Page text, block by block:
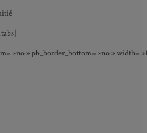
»no » pb_border_bottom= »no » width=